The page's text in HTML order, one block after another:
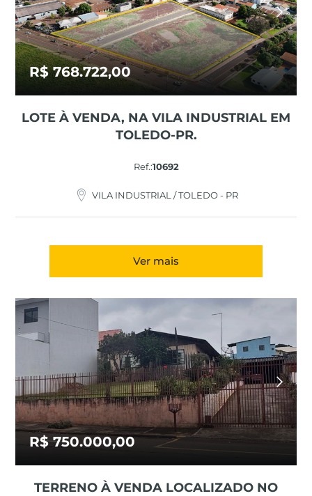
R$ 768.722,00
LOTE À VENDA, NA VILA INDUSTRIAL EM
TOLEDO-PR.
Ref.:10692
VILA INDUSTRIAL / TOLEDO - PR
Ver mais
R$ 750.000,00
TERRENO À VENDA LOCALIZADO NO